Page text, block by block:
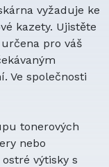
vyžaduje ke
kazety. Ujistěte
pro váš
Ve společnosti
tonerových
nebo
výtisky s